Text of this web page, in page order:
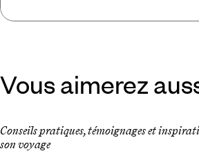
Vous aimerez
Conseils pratiques, témoignages et
son voyage